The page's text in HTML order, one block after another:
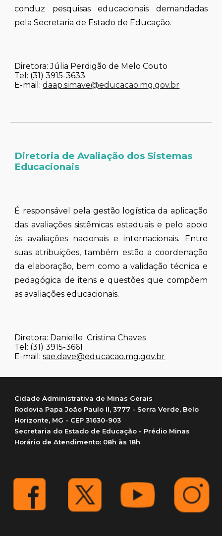
conduz pesquisas educacionais demandadas
pela Secretaria de Estado de Educação.
Diretora: Júlia Perdigão de Melo Couto
Tel: (31) 3915-3633
E-mail: daap.simave@educacao.mg.gov.br
Diretoria de Avaliação dos Sistemas
Educacionais
É responsável pela gestão logística da aplicação
das avaliações sistêmicas estaduais e pelo apoio
às avaliações nacionais e internacionais. Entre
suas atribuições, também estão a coordenação
da elaboração, bem como a validação técnica e
pedagógica de itens e questões que compõem
as avaliações educacionais.
​Diretora: Danielle Cristina Chaves
Tel: (31) 3915-3661
E-mail:sae.dave@educacao.mg.gov.br
Cidade Administrativa de Minas Gerais
Rodovia Papa João Paulo II, 3777 - Serra Verde, Belo
Horizonte, MG - CEP 31630-903
Secretaria do Estado de Educação - Prédio Minas
Horário de Atendimento: 08h às 18h